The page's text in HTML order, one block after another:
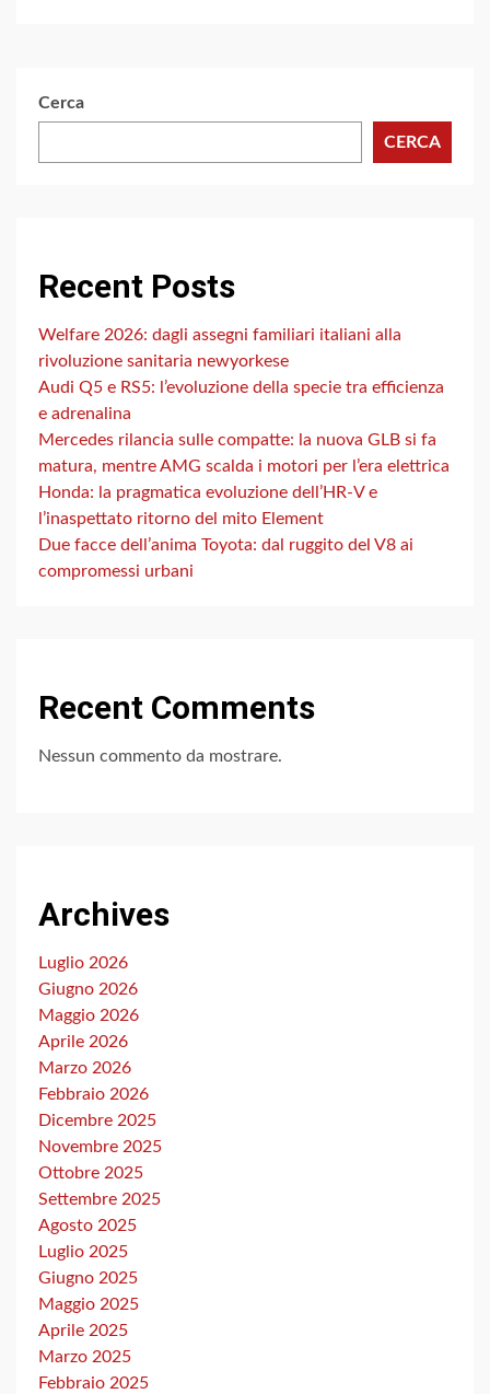
Cerca
CERCA
Recent Posts
Welfare 2026: dagli assegni familiari italiani alla
rivoluzione sanitaria newyorkese
Audi Q5 e RS5: l’evoluzione della specie tra efficienza
e adrenalina
Mercedes rilancia sulle compatte: la nuova GLB si fa
matura, mentre AMG scalda i motori per l’era elettrica
Honda: la pragmatica evoluzione dell’HR-V e
l’inaspettato ritorno del mito Element
Due facce dell’anima Toyota: dal ruggito del V8 ai
compromessi urbani
Recent Comments
Nessun commento da mostrare.
Archives
Luglio 2026
Giugno 2026
Maggio 2026
Aprile 2026
Marzo 2026
Febbraio 2026
Dicembre 2025
Novembre 2025
Ottobre 2025
Settembre 2025
Agosto 2025
Luglio 2025
Giugno 2025
Maggio 2025
Aprile 2025
Marzo 2025
Febbraio 2025